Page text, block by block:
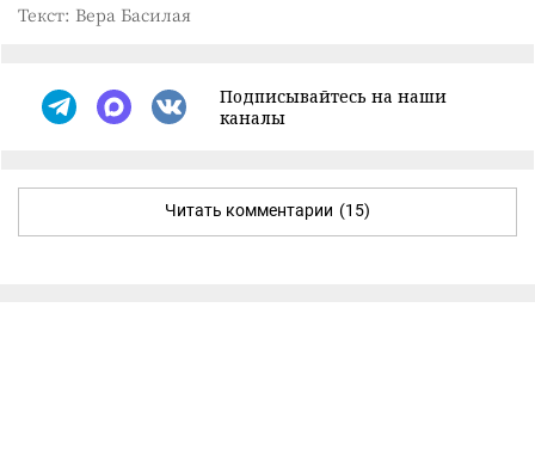
Текст: Вера Басилая
Подписывайтесь на наши
каналы
Читать комментарии (15)